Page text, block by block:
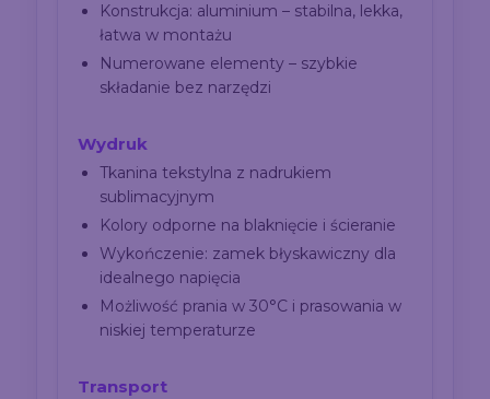
Konstrukcja: aluminium – stabilna, lekka,
łatwa w montażu
Numerowane elementy – szybkie
składanie bez narzędzi
Wydruk
Tkanina tekstylna z nadrukiem
sublimacyjnym
Kolory odporne na blaknięcie i ścieranie
Wykończenie: zamek błyskawiczny dla
idealnego napięcia
Możliwość prania w 30°C i prasowania w
niskiej temperaturze
Transport